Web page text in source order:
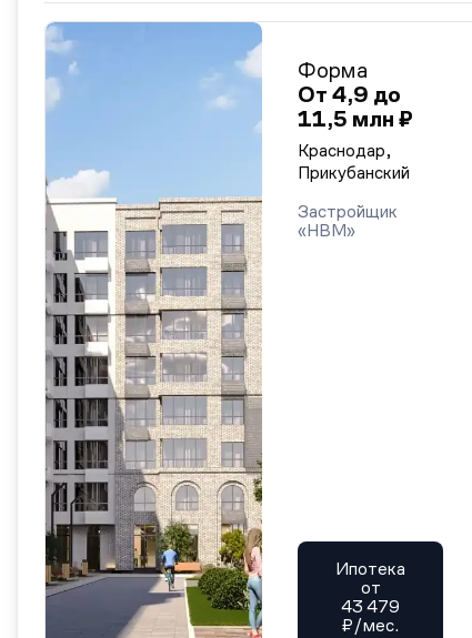
Форма
От 4,9 до
11,5 млн ₽
Краснодар,
Прикубанский
Застройщик
«НВМ»
Ипотека
от
43 479
₽/мес.